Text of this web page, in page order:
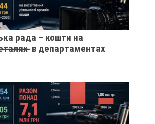
рада – кошти на
в департаментах